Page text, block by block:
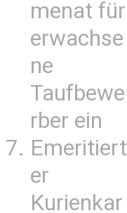
menat für
erwachse
ne
Taufbewe
rber ein
Emeritiert
er
Kurienkar